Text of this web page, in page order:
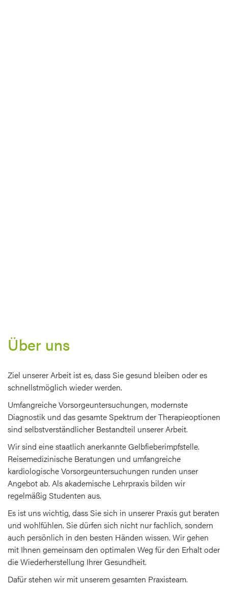
Über uns
Ziel unserer Arbeit ist es, dass Sie gesund bleiben oder es
schnellstmöglich wieder werden.
Umfangreiche Vorsorgeuntersuchungen, modernste
Diagnostik und das gesamte Spektrum der Therapieoptionen
sind selbstverständlicher Bestandteil unserer Arbeit.
Wir sind eine staatlich anerkannte Gelbfieberimpfstelle.
Reisemedizinische Beratungen und umfangreiche
kardiologische Vorsorgeuntersuchungen runden unser
Angebot ab. Als akademische Lehrpraxis bilden wir
regelmäßig Studenten aus.
Es ist uns wichtig, dass Sie sich in unserer Praxis gut beraten
und wohlfühlen. Sie dürfen sich nicht nur fachlich, sondern
auch persönlich in den besten Händen wissen. Wir gehen
mit Ihnen gemeinsam den optimalen Weg für den Erhalt oder
die Wiederherstellung Ihrer Gesundheit.
Dafür stehen wir mit unserem gesamten Praxisteam.